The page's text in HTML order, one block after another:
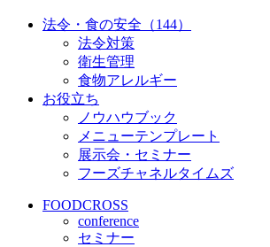
法令・食の安全（144）
法令対策
衛生管理
食物アレルギー
お役立ち
ノウハウブック
メニューテンプレート
展示会・セミナー
フーズチャネルタイムズ
FOODCROSS
conference
セミナー